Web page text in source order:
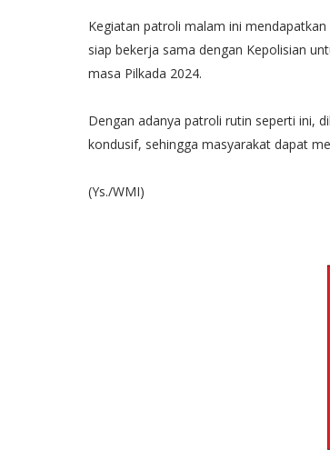
Kegiatan patroli malam ini
siap bekerja sama dengan Kepolisian
masa Pilkada 2024.
Dengan adanya patroli rutin seperti ini,
kondusif, sehingga masyarakat dapat
(Ys./WMI)